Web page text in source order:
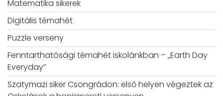
Matematika sikerek
Digitális témahét
Puzzle verseny
Fenntarthatósági témahét iskolánkban – „Earth Day
Everyday”
Szatymazi siker Csongrádon: első helyen végeztek az